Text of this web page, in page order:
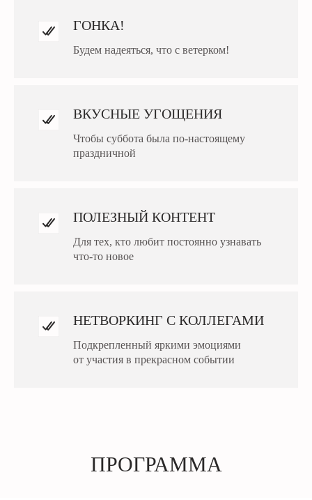
ГОНКА!
Будем надеяться, что с ветерком!
ВКУСНЫЕ УГОЩЕНИЯ
Чтобы суббота была по-настоящему
праздничной
ПОЛЕЗНЫЙ КОНТЕНТ
Для тех, кто любит постоянно узнавать
что-то новое
НЕТВОРКИНГ С КОЛЛЕГАМИ
Подкрепленный яркими эмоциями
от участия в прекрасном событии
ПРОГРАММА